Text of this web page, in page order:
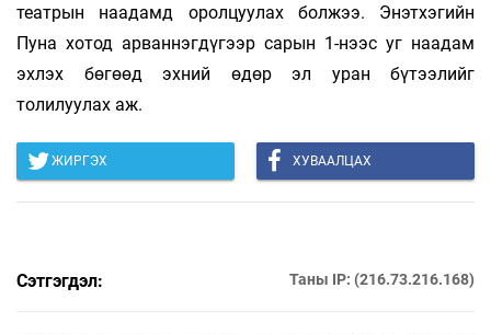
театрын наадамд оролцуулах болжээ. Энэтхэгийн
Пуна хотод арваннэгдүгээр сарын 1-нээс уг наадам
эхлэх бөгөөд эхний өдөр эл уран бүтээлийг
толилуулах аж.
ЖИРГЭХ ХУВААЛЦАХ
Сэтгэгдэл: Таны IP: (216.73.216.168)